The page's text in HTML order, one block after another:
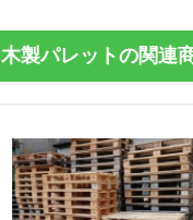
木製パレットの関連